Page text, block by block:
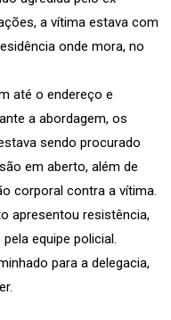
a vítima estava com
onde mora, no
até o endereço e
a abordagem, os
sendo procurado
em aberto, além de
corporal contra a vítima.
apresentou resistência,
equipe policial.
para a delegacia,